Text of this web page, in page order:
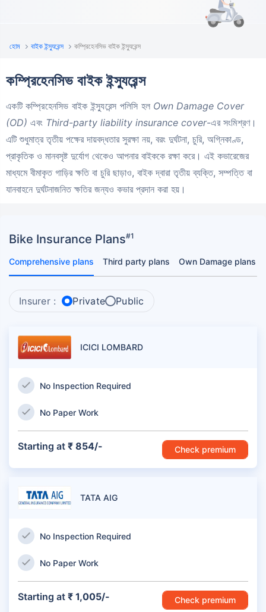
হোম বাইক ইন্স্যুরেন্স কম্প্রিহেনসিভ বাইক ইন্স্যুরেন্স
কম্প্রিহেনসিভ বাইক ইন্স্যুরেন্স
একটি কম্প্রিহেনসিভ বাইক ইন্স্যুরেন্স পলিসি হল Own Damage Cover
(OD) এবং Third-party liability insurance cover-এর সংমিশ্রণ।
এটি শুধুমাত্র তৃতীয় পক্ষের দায়বদ্ধতার সুরক্ষা নয়, বরং দুর্ঘটনা, চুরি, অগ্নিকাণ্ড,
প্রাকৃতিক ও মানবসৃষ্ট দুর্যোগ থেকেও আপনার বাইককে রক্ষা করে। এই কভারেজের
মাধ্যমে বীমাকৃত গাড়ির ক্ষতি বা চুরি ছাড়াও, বাইক দ্বারা তৃতীয় ব্যক্তি, সম্পত্তি বা
যানবাহনে দুর্ঘটনাজনিত ক্ষতির জন্যও কভার প্রদান করা হয়।
Bike Insurance Plans#1
Comprehensive plans Third party plans Own Damage plans
Insurer : Private Public
ICICI LOMBARD
Starting at ₹ 854/-
No Inspection Required
No Paper Work
Check premium
TATA AIG
Starting at ₹ 1,005/-
No Inspection Required
No Paper Work
Check premium